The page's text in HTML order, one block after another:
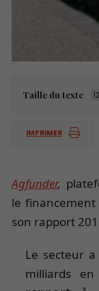
Taille du texte
IMPRIMER
Agfunder,
le financement
son rapport
Le secteur
milliards